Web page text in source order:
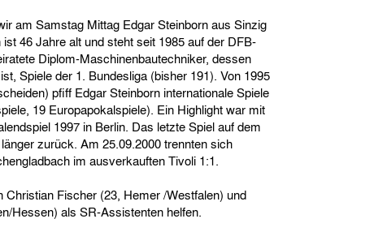
am Samstag Mittag Edgar Steinborn aus Sinzig
46 Jahre alt und steht seit 1985 auf der DFB-
Diplom-Maschinenbautechniker, dessen
Spiele der 1. Bundesliga (bisher 191). Von 1995
pfiff Edgar Steinborn internationale Spiele
19 Europapokalspiele). Ein Highlight war mit
1997 in Berlin. Das letzte Spiel auf dem
zurück. Am 25.09.2000 trennten sich
im ausverkauften Tivoli 1:1.
Christian Fischer (23, Hemer /Westfalen) und
Hessen) als SR-Assistenten helfen.